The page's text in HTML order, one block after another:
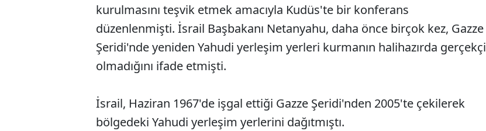
kurulmasını teşvik etmek amacıyla Kudüs'te bir konferans
düzenlenmişti. İsrail Başbakanı Netanyahu, daha önce birçok kez, Gazze
Şeridi'nde yeniden Yahudi yerleşim yerleri kurmanın halihazırda gerçekçi
olmadığını ifade etmişti.
İsrail, Haziran 1967'de işgal ettiği Gazze Şeridi'nden 2005'te çekilerek
bölgedeki Yahudi yerleşim yerlerini dağıtmıştı.